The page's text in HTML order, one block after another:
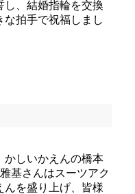
し、結婚指輪を交換
拍手で祝福しまし
しいかえんの橋本
基さんはスーツアク
んを盛り上げ、皆様